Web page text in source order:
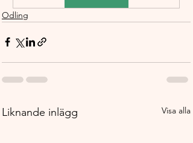
Odling
Liknande inlägg Visa alla